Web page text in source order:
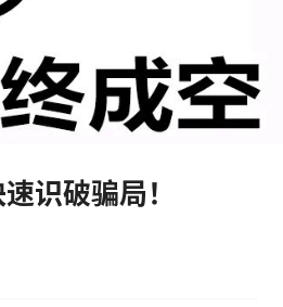
识破骗局！